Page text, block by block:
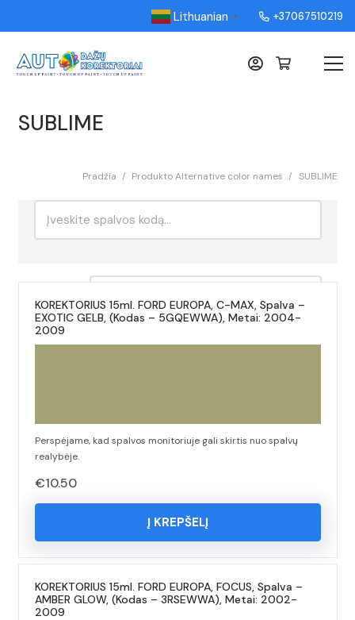
Lithuanian ▼ +37067510219
SUBLIME
Pradžia / Produkto Alternative color names / SUBLIME
KOREKTORIUS 15ml. FORD EUROPA, C-MAX, Spalva –
EXOTIC GELB, (Kodas – 5GQEWWA), Metai: 2004-
2009
Perspėjame, kad spalvos monitoriuje gali skirtis nuo spalvų
realybėje.
€10.50
Į KREPŠELĮ
KOREKTORIUS 15ml. FORD EUROPA, FOCUS, Spalva –
AMBER GLOW, (Kodas – 3RSEWWA), Metai: 2002-
2009